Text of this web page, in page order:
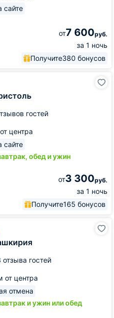
сайте
от7 600руб.
за 1 ночь
Получите380 бонусов
гостей
центра
сайте
обед и ужин
от3 300руб.
за 1 ночь
Получите165 бонусов
отзыва гостей
от центра
отмена
и ужин или обед